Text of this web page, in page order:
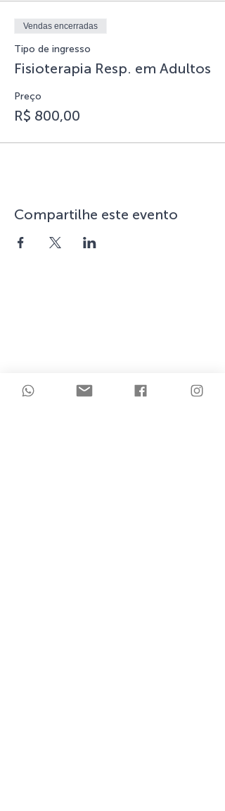
Vendas encerradas
Tipo de ingresso
Fisioterapia Resp. em Adultos
Preço
R$ 800,00
Compartilhe este evento
RIVIERA BUSINESS & MALL